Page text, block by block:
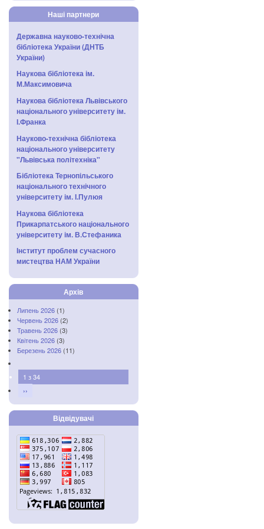
Наші партнери
Державна науково-технічна
бібліотека України (ДНТБ
України)
Наукова бібліотека ім.
М.Максимовича
Наукова бібліотека Львівського
національного університету ім.
І.Франка
Науково-технічна бібліотека
національного університету
"Львівська політехніка"
Бібліотека Тернопільського
національного технічного
університету ім. І.Пулюя
Наукова бібліотека
Прикарпатського національного
університету ім. В.Стефаника
Інститут проблем сучасного
мистецтва НАМ України
Архів
Липень 2026 (1)
Червень 2026 (2)
Травень 2026 (3)
Квітень 2026 (3)
Березень 2026 (11)
1 з 34
››
Відвідувачі